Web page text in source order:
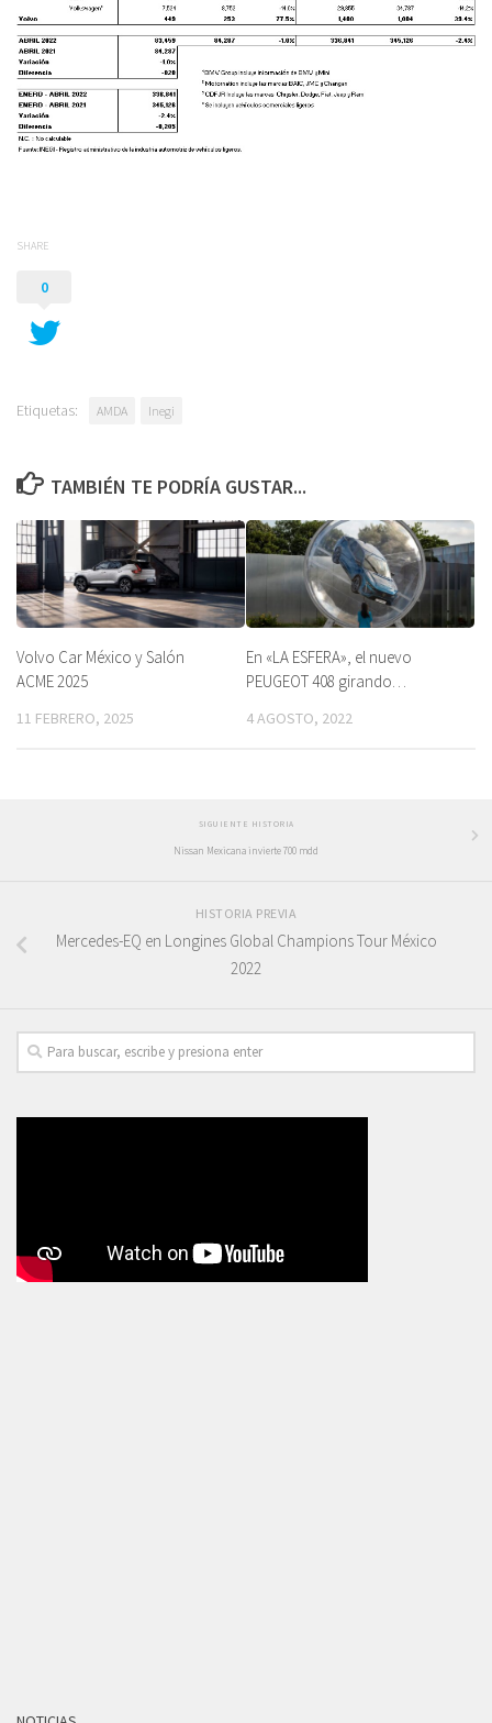
SHARE
0
Etiquetas: AMDA Inegi
TAMBIÉN TE PODRÍA GUSTAR...
Volvo Car México y Salón
ACME 2025
11 FEBRERO, 2025
En «LA ESFERA», el nuevo
PEUGEOT 408 girando…
4 AGOSTO, 2022
SIGUIENTE HISTORIA
Nissan Mexicana invierte 700 mdd
HISTORIA PREVIA
Mercedes-EQ en Longines Global Champions Tour México
2022